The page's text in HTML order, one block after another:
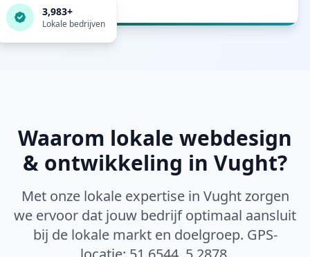
3,983+
Lokale bedrijven
Waarom lokale webdesign
& ontwikkeling in Vught?
Met onze lokale expertise in Vughtzorgen
we ervoor dat jouw bedrijf optimaal aansluit
bij de lokale markt en doelgroep. GPS-